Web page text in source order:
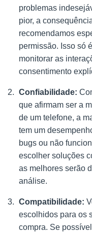
problemas
pior, a
recomendamos
permissão. Isso só
monitorar as
consentimento
Confiabilidade:
que afirmam ser a
de um telefone, a
tem um
bugs ou não
escolher soluções
as melhores serão
análise.
Compatibilidade:
escolhidos para os
compra. Se